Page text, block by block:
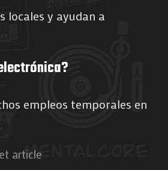
locales y ayudan a
empleos temporales en
article